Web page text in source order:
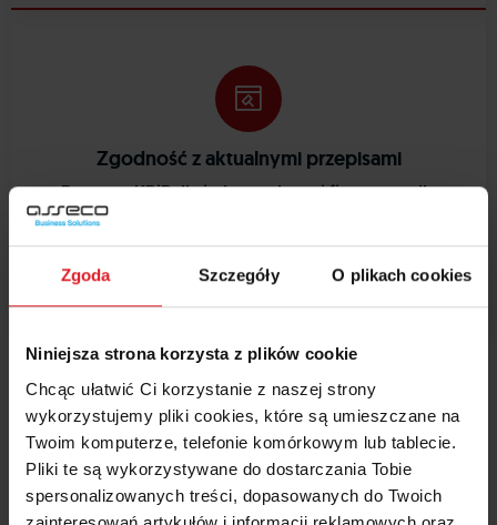
Zgoda Szczegóły O plikach cookies
Niniejsza strona korzysta z plików cookie
Chcąc ułatwić Ci korzystanie z naszej strony
wykorzystujemy pliki cookies, które są umieszczane na
Twoim komputerze, telefonie komórkowym lub tablecie.
Pliki te są wykorzystywane do dostarczania Tobie
spersonalizowanych treści, dopasowanych do Twoich
Zgodność z aktualnymi przepisami
Program KPiR dla jednoosobowej firmy orazdla
jednostek
WaproeBiurodla księgowych i
klientów